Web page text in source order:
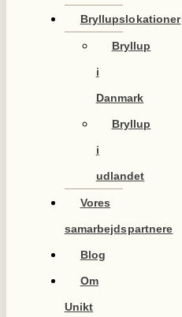
Bryllupslokationer
Bryllup
i
Danmark
Bryllup
i
udlandet
Vores
samarbejdspartnere
Blog
Om
Unikt